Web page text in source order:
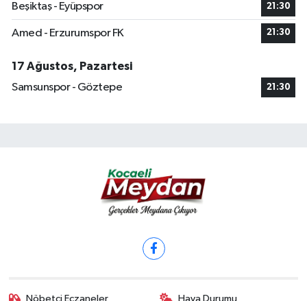
Beşiktaş - Eyüpspor 21:30
Amed - Erzurumspor FK 21:30
17 Ağustos, Pazartesi
Samsunspor - Göztepe
21:30
Nöbetçi Eczaneler Hava Durumu